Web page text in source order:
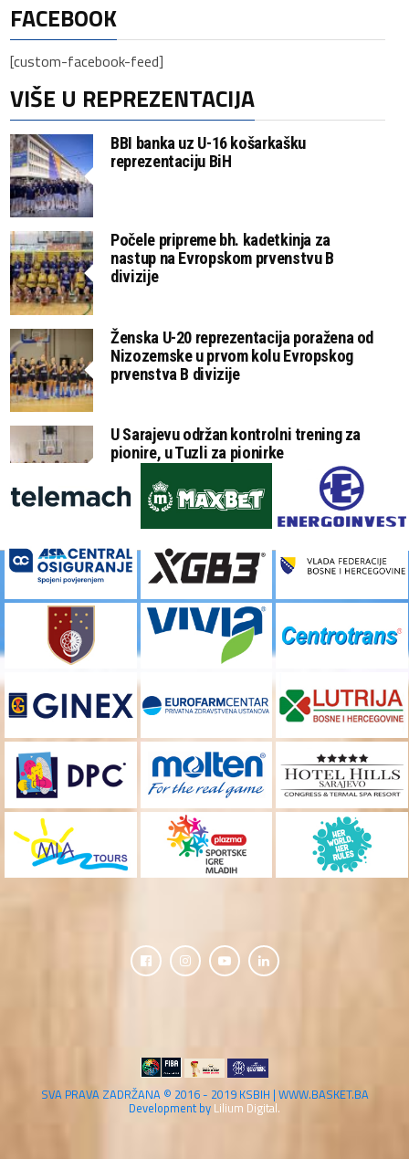
FACEBOOK
[custom-facebook-feed]
VIŠE U REPREZENTACIJA
BBI banka uz U-16 košarkašku
reprezentaciju BiH
Počele pripreme bh. kadetkinja za
nastup na Evropskom prvenstvu B
divizije
Ženska U-20 reprezentacija poražena od
Nizozemske u prvom kolu Evropskog
prvenstva B divizije
U Sarajevu održan kontrolni trening za
pionire, u Tuzli za pionirke
SVA PRAVA ZADRŽANA © 2016 - 2019 KSBIH | WWW.BASKET.BA
Development by Lilium Digital.